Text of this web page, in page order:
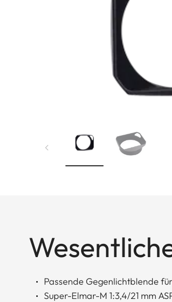
Passende Gegenlichtblende
Super-Elmar-M 1:3,4/21 mm